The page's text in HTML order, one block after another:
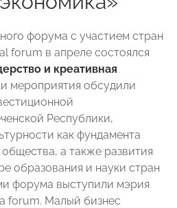
форума с участием стран
forum в апреле состоялся
и креативная
мероприятия обсудили
Республики,
как фундамента
а также развития
образования и науки стран
форума выступили мэрия
forum. Малый бизнес